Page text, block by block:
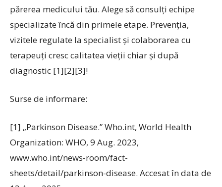
părerea medicului tău. Alege să consulți echipe
specializate încă din primele etape. Prevenția,
vizitele regulate la specialist și colaborarea cu
terapeuți cresc calitatea vieții chiar și după
diagnostic [1][2][3]!
Surse de informare:
[1] „Parkinson Disease.” Who.int, World Health
Organization: WHO, 9 Aug. 2023,
www.who.int/news-room/fact-
sheets/detail/parkinson-disease. Accesat în data de